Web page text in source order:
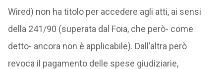
Wired) non ha titolo per accedere agli atti, ai sensi
della 241/90 (superata dal Foia, che però- come
detto- ancora non è applicabile). Dall’altra però
revoca il pagamento delle spese giudiziarie,